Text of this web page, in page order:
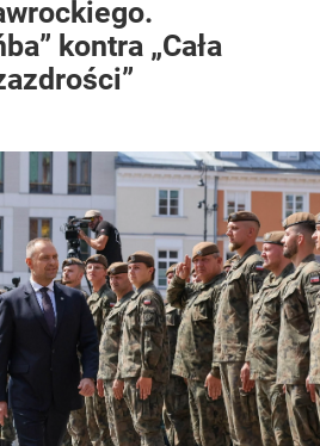
kontra „Cała